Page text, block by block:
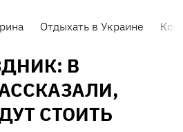
Отдыхать в Украине
В
СТОИТЬ